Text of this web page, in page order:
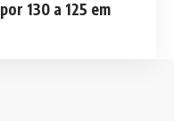
130 a 125 em